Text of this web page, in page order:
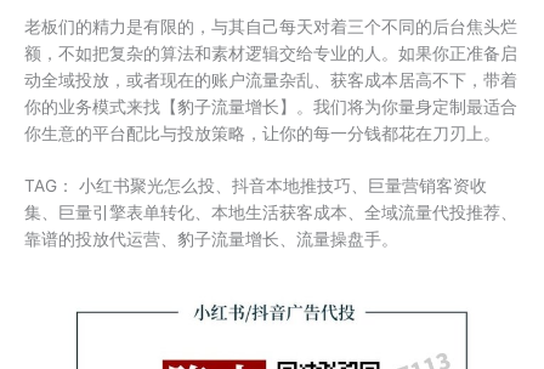
老板们的精力是有限的，与其自己每天对着三个不同的后台焦头烂
额，不如把复杂的算法和素材逻辑交给专业的人。如果你正准备启
动全域投放，或者现在的账户流量杂乱、获客成本居高不下，带着
你的业务模式来找【豹子流量增长】。我们将为你量身定制最适合
你生意的平台配比与投放策略，让你的每一分钱都花在刀刃上。
TAG： 小红书聚光怎么投、抖音本地推技巧、巨量营销客资收
集、巨量引擎表单转化、本地生活获客成本、全域流量代投推荐、
靠谱的投放代运营、豹子流量增长、流量操盘手。